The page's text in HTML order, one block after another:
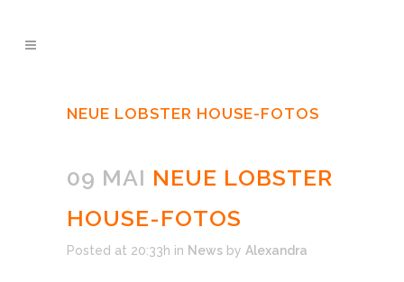
NEUE LOBSTER HOUSE-FOTOS
09 MAI NEUE LOBSTER
HOUSE-FOTOS
Posted at 20:33h in News by Alexandra